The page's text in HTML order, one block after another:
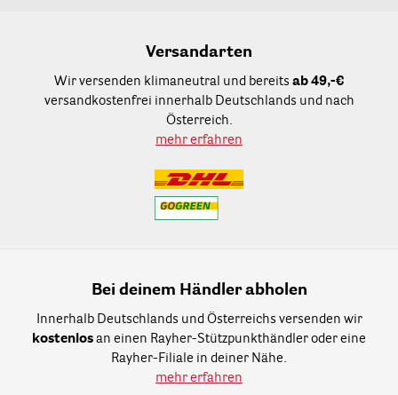
Versandarten
Wir versenden klimaneutral und bereits ab 49,-€
versandkostenfrei innerhalb Deutschlands und nach
Österreich.
mehr erfahren
Bei deinem Händler abholen
Innerhalb Deutschlands und Österreichs versenden wir
kostenlos an einen Rayher-Stützpunkthändler oder eine
Rayher-Filiale in deiner Nähe.
mehr erfahren